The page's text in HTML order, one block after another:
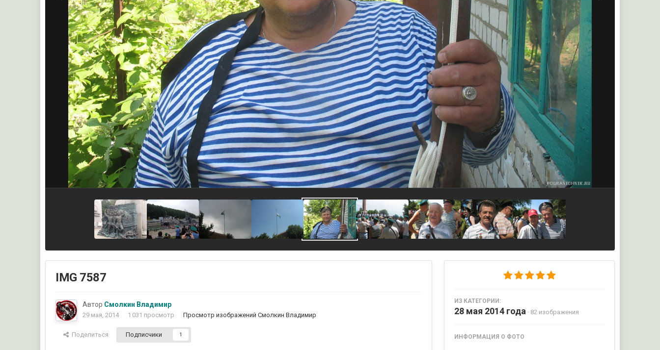
IMG 7587
Автор Смолкин Владимир
29 мая, 2014 1 031 просмотр Просмотр изображений Смолкин Владимир
Поделиться Подписчики 1
ИЗ КАТЕГОРИИ:
28 мая 2014 года · 82 изображения
ИНФОРМАЦИЯ О ФОТО